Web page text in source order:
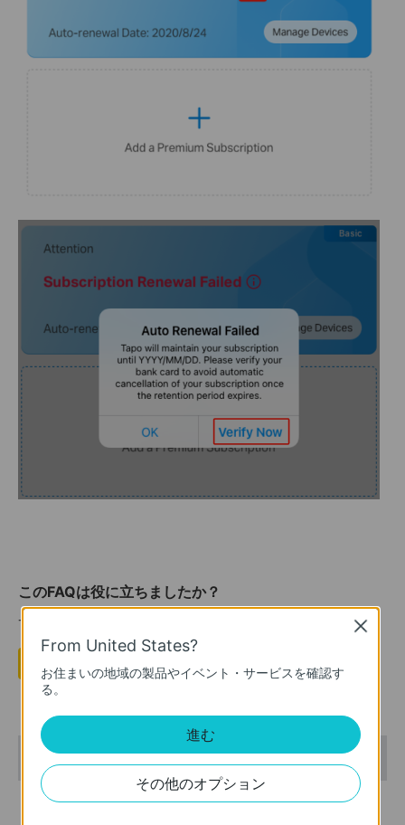
このFAQは役に立ちましたか？
サイトの利便性向上にご協力ください。
はい いいえ
おすすめ製品
人気 人気
From United States?
お住まいの地域の製品やイベント・サービスを確認す
る。
進む
その他のオプション
Close